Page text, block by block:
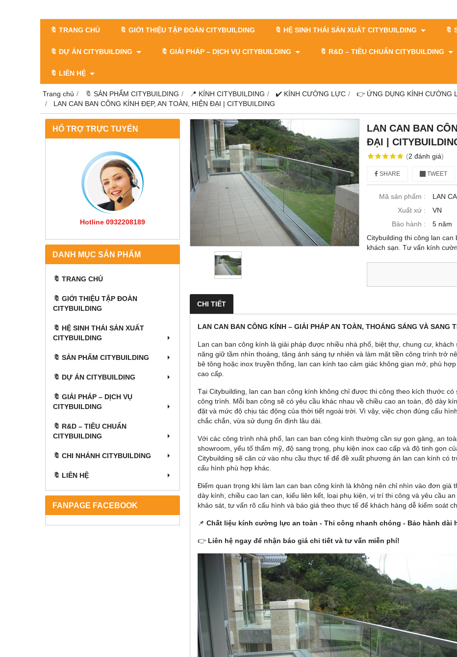
🔖 TRANG CHỦ 🔖 GIỚI THIỆU TẬP ĐOÀN CITYBUILDING 🔖 HỆ SINH THÁI SẢN XUẤT CITYBUILDING 🔖
🔖 DỰ ÁN CITYBUILDING 🔖 GIẢI PHÁP – DỊCH VỤ CITYBUILDING 🔖​​​​​​​ R&D – TIÊU CHUẨN CITYBUILDING
🔖 LIÊN HỆ
Trang chủ 🔖 SẢN PHẨM CITYBUILDING 📍 KÍNH CITYBUILDING ✔️ KÍNH CƯỜNG LỰC 👉 ỨNG DỤNG KÍNH CƯỜNG
LAN CAN BAN CÔNG KÍNH ĐẸP, AN TOÀN, HIỆN ĐẠI | CITYBUILDING
HỔ TRỢ TRỰC TUYẾN
Hotline 0932208189
DANH MỤC SẢN PHẨM
🔖 TRANG CHỦ
🔖 GIỚI THIỆU TẬP ĐOÀN
CITYBUILDING
🔖 HỆ SINH THÁI SẢN XUẤT
CITYBUILDING
🔖 SẢN PHẨM CITYBUILDING
🔖 DỰ ÁN CITYBUILDING
🔖 GIẢI PHÁP – DỊCH VỤ
CITYBUILDING
🔖​​​​​​​ R&D – TIÊU CHUẨN
CITYBUILDING
🔖 CHI NHÁNH CITYBUILDING
🔖 LIÊN HỆ
FANPAGE FACEBOOK
LAN CAN BAN
ĐẠI |
(2 đánh giá)
SHARE TWEET
Mã sản phẩm :
LAN
Xuất xứ :
VN
Bảo hành :
5 năm
Citybuilding thi công lan
khách sạn. Tư vấn kính
CHI TIẾT
LAN CAN BAN CÔNG KÍNH – GIẢI PHÁP AN TOÀN, THOÁNG SÁNG VÀ SANG
Lan can ban công kính là giải pháp được nhiều nhà phố, biệt thự, chung cư,
năng giữ tầm nhìn thoáng, tăng ánh sáng tự nhiên và làm mặt tiền công trình trở
bê tông hoặc inox truyền thống, lan can kính tạo cảm giác không gian mở, phù
cao cấp.
Tại Citybuilding, lan can ban công kính không chỉ được thi công theo kích thước
công trình. Mỗi ban công sẽ có yêu cầu khác nhau về chiều cao an toàn, độ dày
đặt và mức độ chịu tác động của thời tiết ngoài trời. Vì vậy, việc chọn đúng cấu
chắc chắn, vừa sử dụng ổn định lâu dài.
Với các công trình nhà phố, lan can ban công kính thường cần sự gọn gàng, an
showroom, yếu tố thẩm mỹ, độ sang trọng, phụ kiện inox cao cấp và độ tinh gọn
Citybuilding sẽ căn cứ vào nhu cầu thực tế để đề xuất phương án lan can kính có
cấu hình phù hợp khác.
Điểm quan trọng khi làm lan can ban công kính là không nên chỉ nhìn vào đơn giá
dày kính, chiều cao lan can, kiểu liên kết, loại phụ kiện, vị trí thi công và yêu cầu
khảo sát, tư vấn rõ cấu hình và báo giá theo thực tế để khách hàng dễ kiểm soát
📌 Chất liệu kính cường lực an toàn - Thi công nhanh chóng - Bảo hành dài
👉 Liên hệ ngay để nhận báo giá chi tiết và tư vấn miễn phí!